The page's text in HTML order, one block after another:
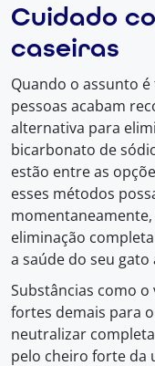
Cuidado
caseiras
Quando o assunto
pessoas acabam
alternativa para
bicarbonato de
estão entre as
esses métodos
momentaneamente,
eliminação
a saúde do seu
Substâncias como
fortes demais para
neutralizar
pelo cheiro forte da